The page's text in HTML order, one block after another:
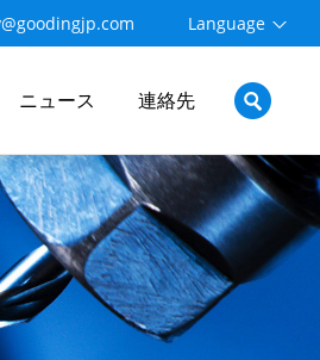
Language
ニュース 連絡先